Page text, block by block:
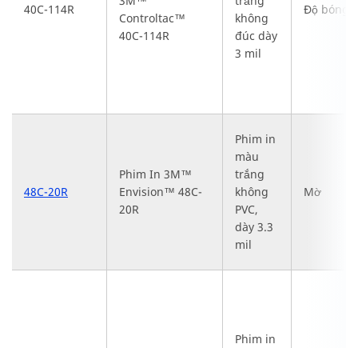
40C-114R
Controltac™
40C-114R
không
đúc dày
3 mil
Độ bóng
48C-20R
Phim In 3M™
Envision™ 48C-
20R
Phim in
màu
trắng
không
PVC,
dày 3.3
mil
Mờ
Phim in